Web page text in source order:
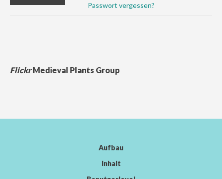
Passwort vergessen?
FlickrMedieval Plants Group
Aufbau
Inhalt